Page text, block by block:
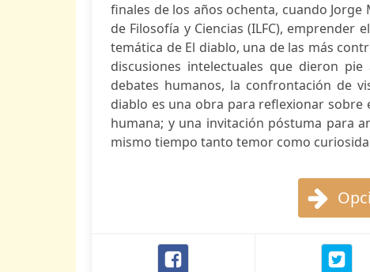
finales de los años ochenta, cuando
de Filosofía y Ciencias (ILFC),
temática de El diablo, una de las más
discusiones intelectuales que dieron
debates humanos, la confrontación de
diablo es una obra para reflexionar sobre
humana; y una invitación póstuma para
mismo tiempo tanto temor como